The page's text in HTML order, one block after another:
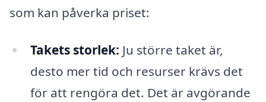
som kan påverka priset:
Takets storlek: Ju större taket är,
desto mer tid och resurser krävs det
för att rengöra det. Det är avgörande